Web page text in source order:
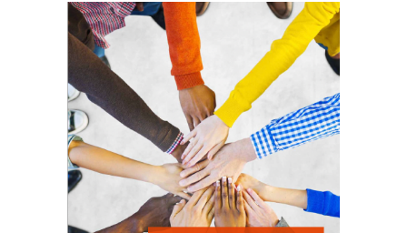
La prévention des conflits
d’intérêts
18 septembre 2023
FEUILLETER